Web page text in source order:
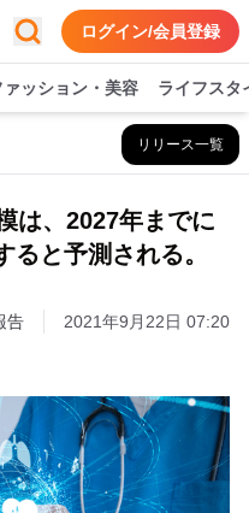
ログイン/会員登録
ァッション・美容 ライフスタ
リリース一覧
は、2027年までに
と予測される。
告 2021年9月22日 07:20